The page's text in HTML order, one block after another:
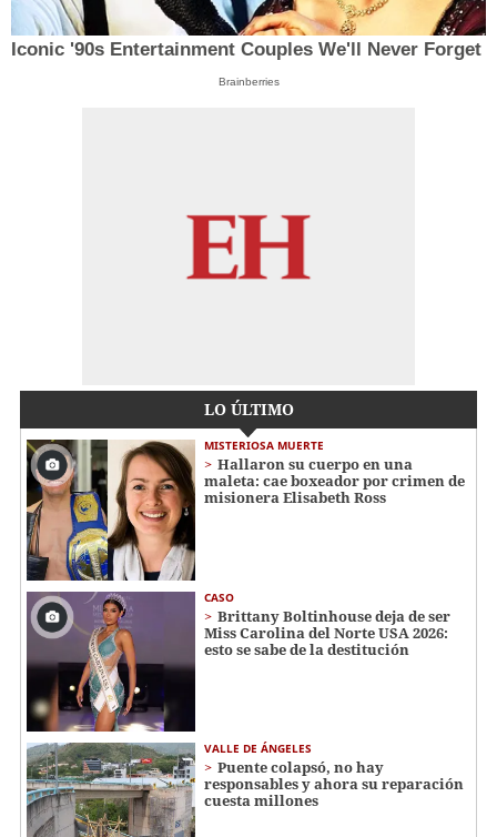
Iconic '90s Entertainment Couples We'll Never Forget
Brainberries
LO ÚLTIMO
MISTERIOSA MUERTE
Hallaron su cuerpo en una
maleta: cae boxeador por crimen de
misionera Elisabeth Ross
CASO
Brittany Boltinhouse deja de ser
Miss Carolina del Norte USA 2026:
esto se sabe de la destitución
VALLE DE ÁNGELES
Puente colapsó, no hay
responsables y ahora su reparación
cuesta millones